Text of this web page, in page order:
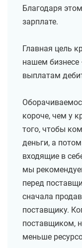
Благодаря
зарплате.
Главная цель
нашем бизнесе
выплатам
короче, чем у
того, чтобы
деньги, а
входящие в
мы
перед
сначала
поставщику.
поставщиком,
меньше